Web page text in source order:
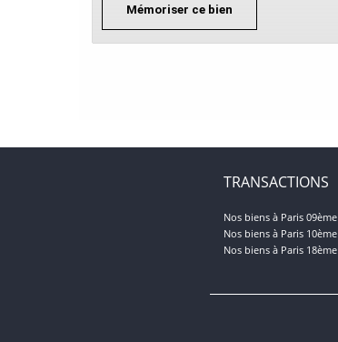
Mémoriser ce bien
TRANSACTIONS
Nos biens à Paris 09ème
Nos biens à Paris 10ème
Nos biens à Paris 18ème